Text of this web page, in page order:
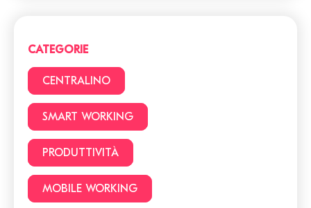
CATEGORIE
CENTRALINO
SMART WORKING
PRODUTTIVITÀ
MOBILE WORKING